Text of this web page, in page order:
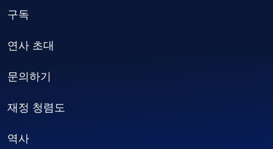
구독
연사 초대
문의하기
재정 청렴도
역사